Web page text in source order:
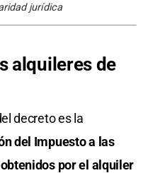
jurídica
alquileres de
decreto es la
del Impuesto a las
por el alquiler